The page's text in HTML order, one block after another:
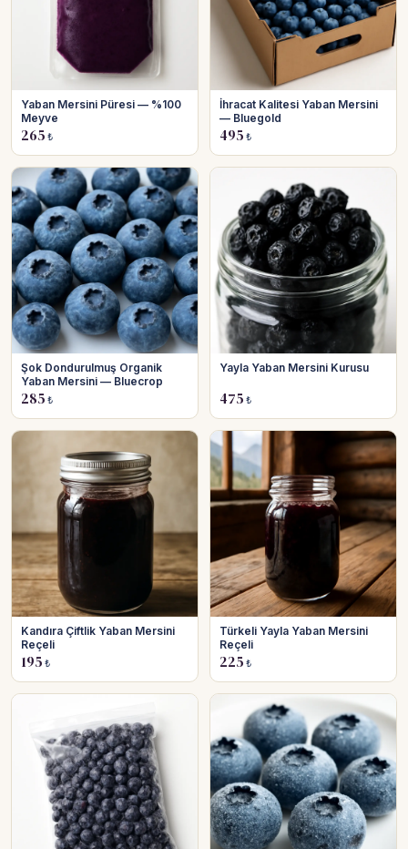
Yaban Mersini Püresi — %100
Meyve
265 ₺
İhracat Kalitesi Yaban Mersini
— Bluegold
495 ₺
Şok Dondurulmuş Organik
Yaban Mersini — Bluecrop
285 ₺
Yayla Yaban Mersini Kurusu
475 ₺
Kandıra Çiftlik Yaban Mersini
Reçeli
195 ₺
Türkeli Yayla Yaban Mersini
Reçeli
225 ₺